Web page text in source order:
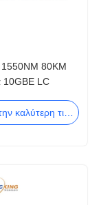
1550NM 80KM
10GBE LC
SFP+
καλύτερη τιμή